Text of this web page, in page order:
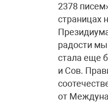
2378
страницах
радости
стала еще
и Сов.
от